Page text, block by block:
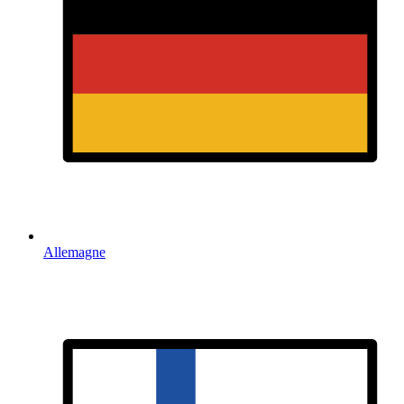
Allemagne